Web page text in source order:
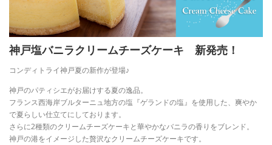
神戸塩バニラクリームチーズケーキ 新発売！
コンディトライ神戸夏の新作が登場♪
神戸のパティシエがお届けする夏の逸品。
フランス西海岸ブルターニュ地方の塩『ゲランドの塩』を使用した、爽やか
で夏らしい仕立てにしております。
さらに2種類のクリームチーズケーキと華やかなバニラの香りをブレンド。
神戸の港をイメージした贅沢なクリームチーズケーキです。